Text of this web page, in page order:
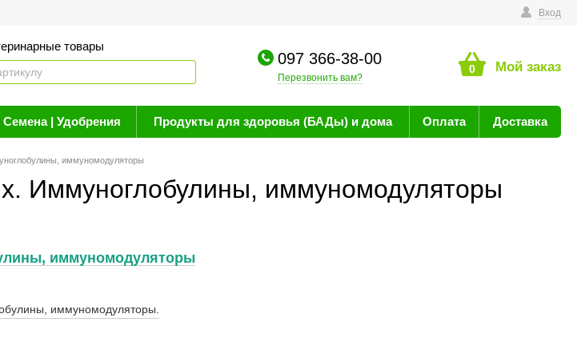
Вход
товары
097 366-38-00
Перезвонить вам?
0 Мой заказ
| Удобрения Продукты для здоровья (БАДы) и дома Оплата Доставка
иммуномодуляторы
Иммуноглобулины, иммуномодуляторы
иммуномодуляторы